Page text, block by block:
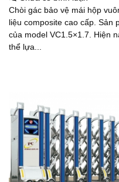
Chòi gác bảo vệ mái hộp
liệu composite cao cấp. Sản
của model VC1.5×1.7. Hiện
thể lựa...